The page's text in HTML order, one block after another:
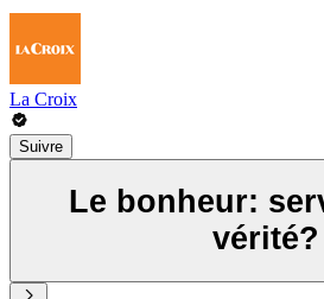
La Croix
Suivre
Le bonheur:
vérité?